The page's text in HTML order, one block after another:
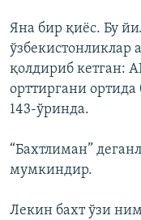
Яна бир қиёс. Бу
ўзбекистонликлар
қолдириб кетган:
орттиргани ортида
143-ўринда.
“Бахтлиман”
мумкиндир.
Лекин бахт ўзи